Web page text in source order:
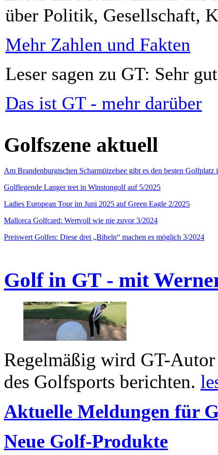
über Politik, Gesellschaft,
Mehr Zahlen und Fakten
Leser sagen zu GT: Sehr
Das ist GT - mehr darüber
Golfszene aktuell
Am Brandenburgischen Scharmützelsee gibt es den besten
Golflegende Langer teet in Winstongolf auf 5/2025
Ladies European Tour im Juni 2025 auf Green Eagle 2/2025
Mallorca Golfcard: Wertvoll wie nie zuvor 3/2024
Preiswert Golfen: Diese drei „Bibeln“ machen es möglich 3/2024
Golf in GT - mit
Regelmäßig wird GT-
des Golfsports berichten.
Aktuelle Meldungen für
Neue Golf-Produkte